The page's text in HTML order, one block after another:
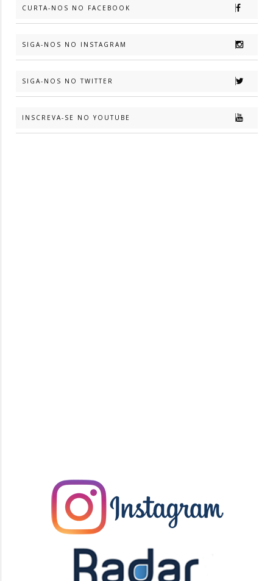
CURTA-NOS NO FACEBOOK
SIGA-NOS NO INSTAGRAM
SIGA-NOS NO TWITTER
INSCREVA-SE NO YOUTUBE